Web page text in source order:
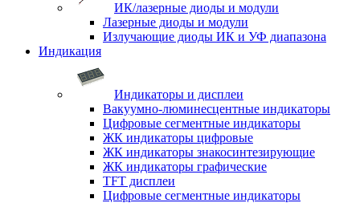
ИК/лазерные диоды и модули
Лазерные диоды и модули
Излучающие диоды ИК и УФ диапазона
Индикация
Индикаторы и дисплеи
Вакуумно-люминесцентные индикаторы
Цифровые сегментные индикаторы
ЖК индикаторы цифровые
ЖК индикаторы знакосинтезирующие
ЖК индикаторы графические
TFT дисплеи
Цифровые сегментные индикаторы